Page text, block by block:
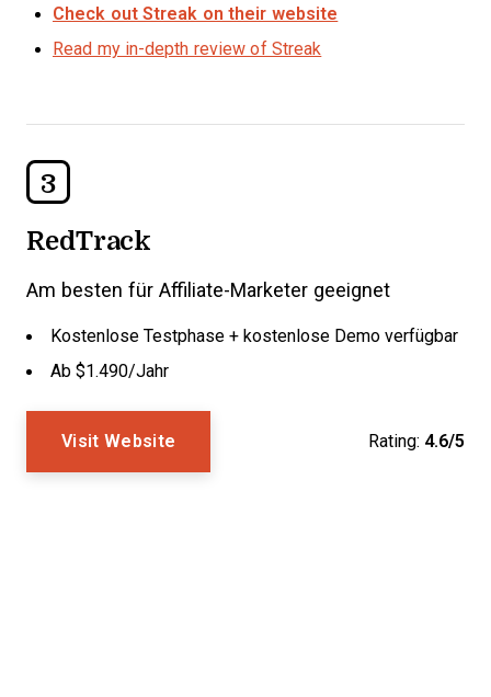
Check out Streak on their website
Read my in-depth review of Streak
3
RedTrack
Am besten für Affiliate-Marketer geeignet
Kostenlose Testphase + kostenlose Demo verfügbar
Ab $1.490/Jahr
Visit Website Rating: 4.6/5